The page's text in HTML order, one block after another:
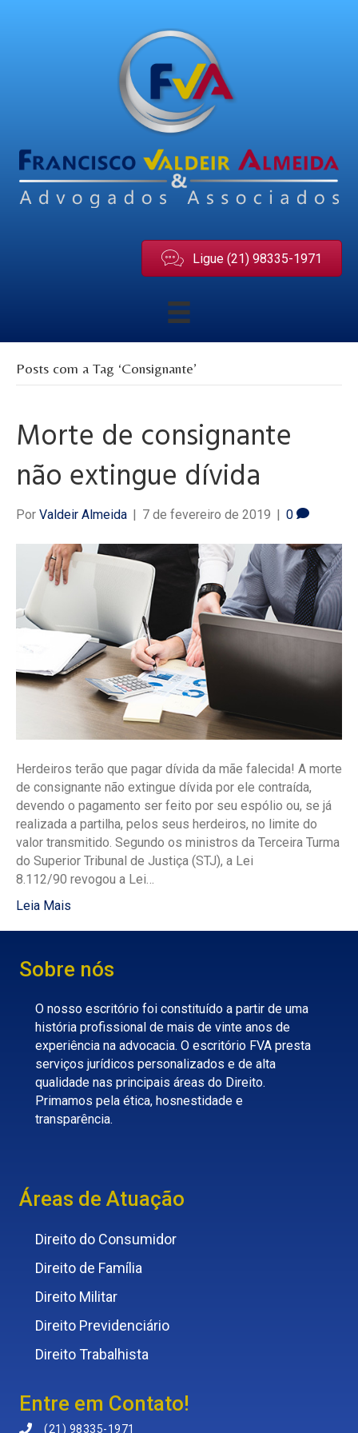
Ligue (21) 98335-1971
Posts com a Tag ‘Consignante’
Morte de consignante
não extingue dívida
Por Valdeir Almeida | 7 de fevereiro de 2019 | 0
Herdeiros terão que pagar dívida da mãe falecida! A morte
de consignante não extingue dívida por ele contraída,
devendo o pagamento ser feito por seu espólio ou, se já
realizada a partilha, pelos seus herdeiros, no limite do
valor transmitido. Segundo os ministros da Terceira Turma
do Superior Tribunal de Justiça (STJ), a Lei
8.112/90 revogou a Lei…
Leia Mais
Sobre nós
O nosso escritório foi constituído a partir de uma
história profissional de mais de vinte anos de
experiência na advocacia. O escritório FVA presta
serviços jurídicos personalizados e de alta
qualidade nas principais áreas do Direito.
Primamos pela ética, hosnestidade e
transparência.
Áreas de Atuação
Direito do Consumidor
Direito de Família
Direito Militar
Direito Previdenciário
Direito Trabalhista
Entre em Contato!
(21) 98335-1971